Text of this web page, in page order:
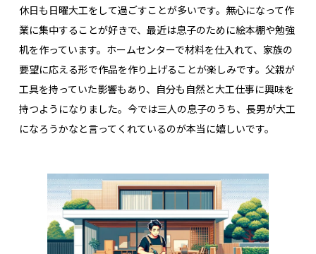
休日も日曜大工をして過ごすことが多いです。無心になって作
業に集中することが好きで、最近は息子のために絵本棚や勉強
机を作っています。ホームセンターで材料を仕入れて、家族の
要望に応える形で作品を作り上げることが楽しみです。父親が
工具を持っていた影響もあり、自分も自然と大工仕事に興味を
持つようになりました。今では三人の息子のうち、長男が大工
になろうかなと言ってくれているのが本当に嬉しいです。